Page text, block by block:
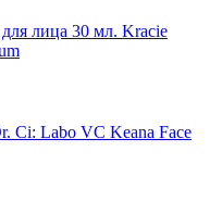
лица 30 мл. Kracie
Ci: Labo VC Keana Face